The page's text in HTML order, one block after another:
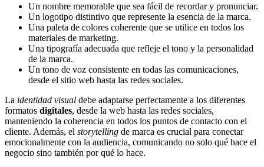
Un nombre memorable que sea fácil de recordar y pronunciar.
Un logotipo distintivo que represente la esencia de la marca.
Una paleta de colores coherente que se utilice en todos los
materiales de marketing.
Una tipografía adecuada que refleje el tono y la personalidad
de la marca.
Un tono de voz consistente en todas las comunicaciones,
desde el sitio web hasta las redes sociales.
La identidad visual debe adaptarse perfectamente a los diferentes
formatos digitales, desde la web hasta las redes sociales,
manteniendo la coherencia en todos los puntos de contacto con el
cliente. Además, el storytelling de marca es crucial para conectar
emocionalmente con la audiencia, comunicando no solo qué hace el
negocio sino también por qué lo hace.